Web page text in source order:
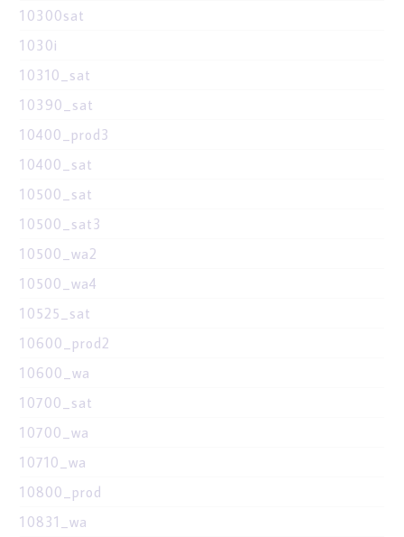
10300sat
1030i
10310_sat
10390_sat
10400_prod3
10400_sat
10500_sat
10500_sat3
10500_wa2
10500_wa4
10525_sat
10600_prod2
10600_wa
10700_sat
10700_wa
10710_wa
10800_prod
10831_wa